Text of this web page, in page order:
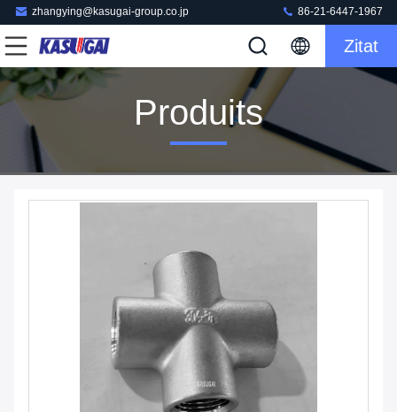
zhangying@kasugai-group.co.jp 86-21-6447-1967
Zitat
Produits